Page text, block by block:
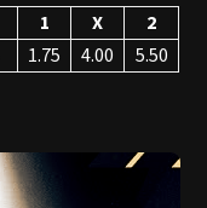
1 X
2
1.75 4.00 5.50